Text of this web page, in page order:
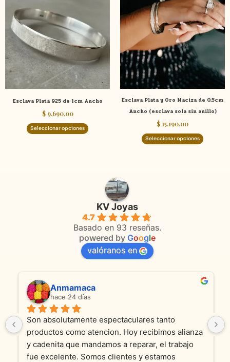
Esclava Plata 925 de 1cm Ancho
$9.690,00
Seleccionar opciones
múltiples
variantes.
Las
opciones
se
elegir
en
página
Esclava Plata y Oro Maciza de 0,5cm
Ancho (esclava sola sin anillo)
$ 15.190,00
Seleccionar opciones
tiene
Las
se
pueden
elegir
en
la
de
KV Joyas
4.7
Basado en 93 reseñas.
powered by Google
valóranos en
Anmamaca
hace 24 días
Son absolutamente espectaculares tanto
productos como atencion. Hoy recibimos alianza
y cadenita que mandamos a reparar, el trabajo
fue excelente. Somos clientes y estamos